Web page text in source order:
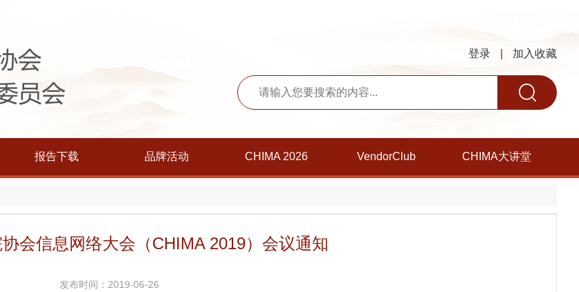
登录 加入收藏
报告下载 品牌活动 CHIMA 2026 VendorClub CHIMA大讲堂
会信息网络大会（CHIMA 2019）会议通知
发布时间：2019-06-26